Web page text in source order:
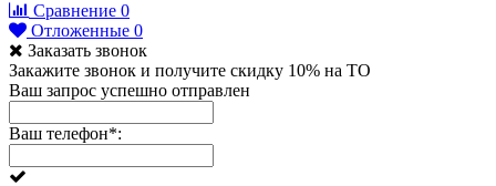
Сравнение 0
Отложенные 0
Заказать звонок
Закажите звонок и получите скидку 10% на ТО
Ваш запрос успешно отправлен
Ваш телефон*: